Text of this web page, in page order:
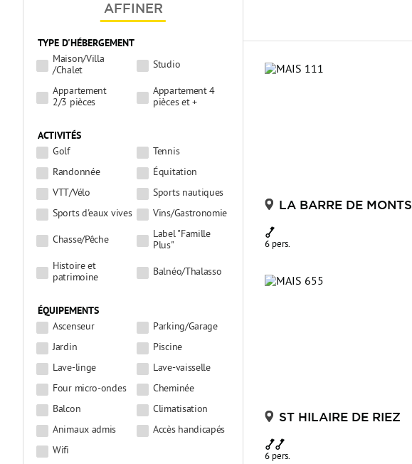
AFFINER
TYPE D'HÉBERGEMENT
Maison/Villa
/Chalet
Studio
Appartement
2/3 pièces
Appartement 4
pièces et +
ACTIVITÉS
Golf
Tennis
Randonnée
Équitation
VTT/Vélo
Sports nautiques
Sports d'eaux vives
Vins/Gastronomie
Chasse/Pêche
Label "Famille
Plus"
Histoire et
patrimoine
Balnéo/Thalasso
ÉQUIPEMENTS
Ascenseur
Parking/Garage
Jardin
Piscine
Lave-linge
Lave-vaisselle
Four micro-ondes
Cheminée
Balcon
Climatisation
Animaux admis
Accès handicapés
Wifi
LA BARRE DE MONTS
6 pers.
ST HILAIRE DE RIEZ
6 pers.